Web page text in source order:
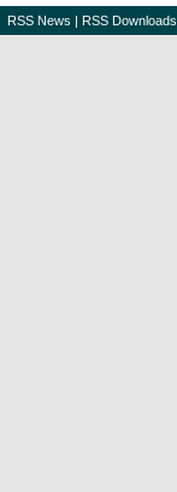
RSS News | RSS Downloads